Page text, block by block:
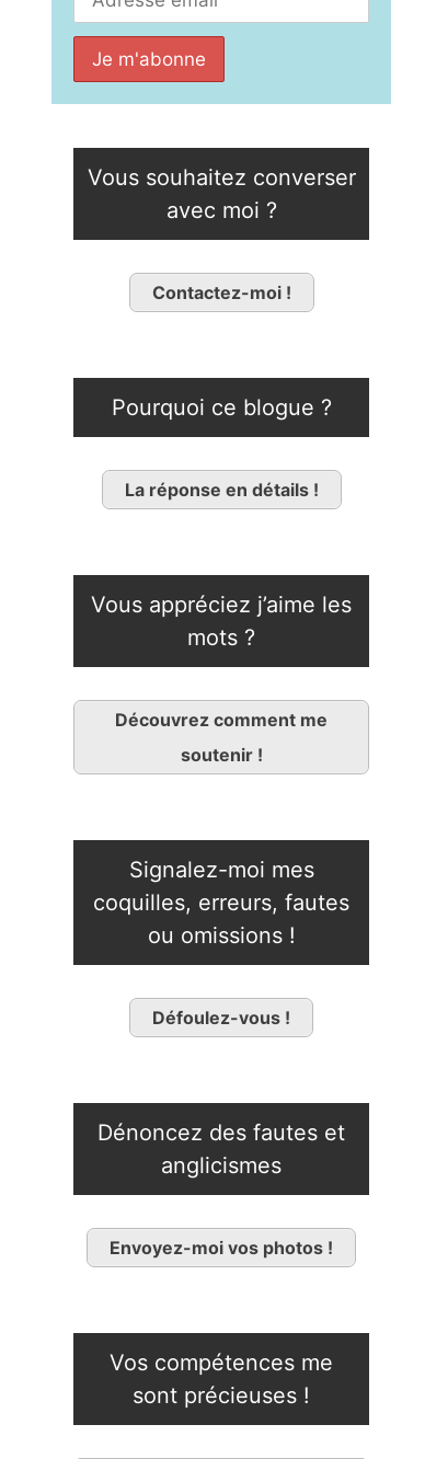
Vous souhaitez converser
avec moi ?
Contactez-moi !
Pourquoi ce blogue ?
La réponse en détails !
Vous appréciez j’aime les
mots ?
Découvrez comment me
soutenir !
Signalez-moi mes
coquilles, erreurs, fautes
ou omissions !
Défoulez-vous !
Dénoncez des fautes et
anglicismes
Envoyez-moi vos photos !
Vos compétences me
sont précieuses !